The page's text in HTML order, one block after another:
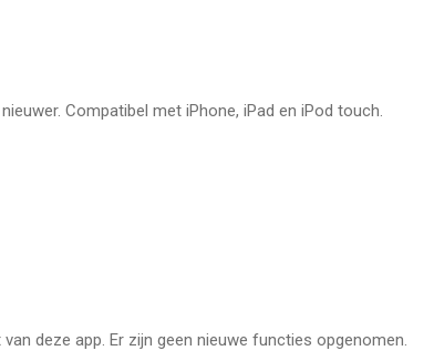
Plants vs. Zombies-stickers nu in huis!
is een app voor iPhone, iPad en iPod touch met iOS versie
leeftijden vanaf
Compatibel met iPhone, iPad en iPod touch.
deze app. Er zijn geen nieuwe functies opgenomen.